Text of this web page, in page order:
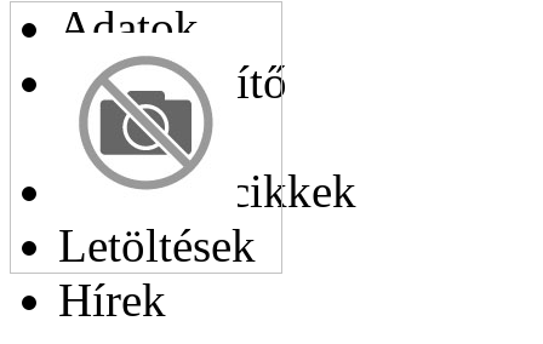
Adatok
Helyettesítő
cikkek
Hasonló cikkek
Letöltések
Hírek